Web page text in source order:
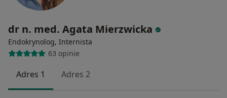
dr n. med. Agata Mierzwicka
Endokrynolog, Internista
63 opinie
Adres 1 Adres 2